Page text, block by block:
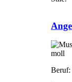
moll
Beruf: